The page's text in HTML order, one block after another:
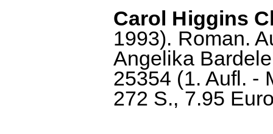
Carol Higgins
1993). Roman.
Angelika
25354 (1. Aufl. -
272 S., 7.95